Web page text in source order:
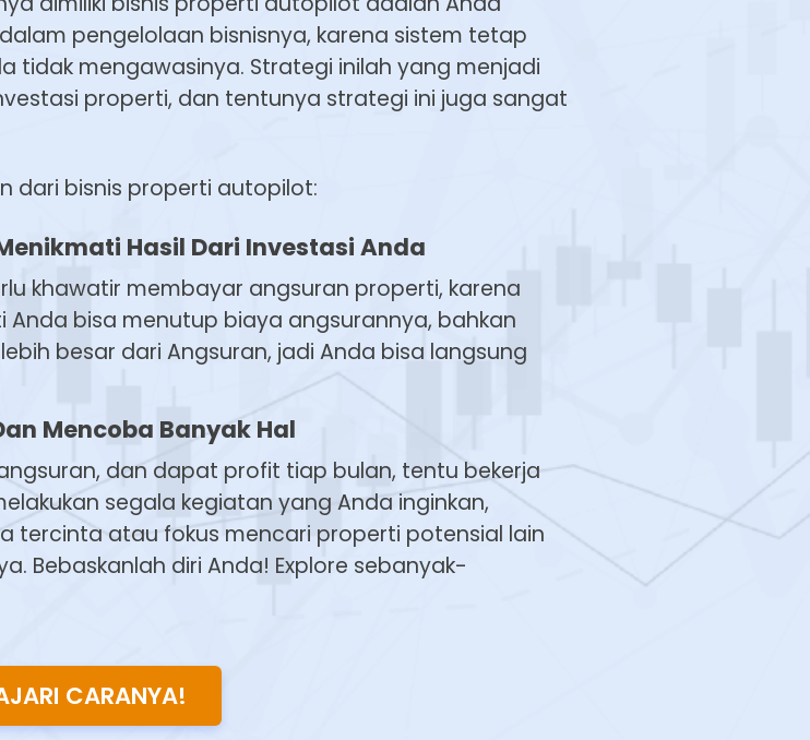
pengelolaan bisnisnya, karena sistem tetap
tidak mengawasinya. Strategi inilah yang menjadi
properti, dan tentunya strategi ini juga sangat
dari bisnis properti autopilot:
Hasil Dari Investasi Anda
khawatir membayar angsuran properti, karena
bisa menutup biaya angsurannya, bahkan
besar dari Angsuran, jadi Anda bisa langsung
Mencoba Banyak Hal
dan dapat profit tiap bulan, tentu bekerja
segala kegiatan yang Anda inginkan,
tercinta atau fokus mencari properti potensial lain
Bebaskanlah diri Anda! Explore sebanyak-
CARANYA!